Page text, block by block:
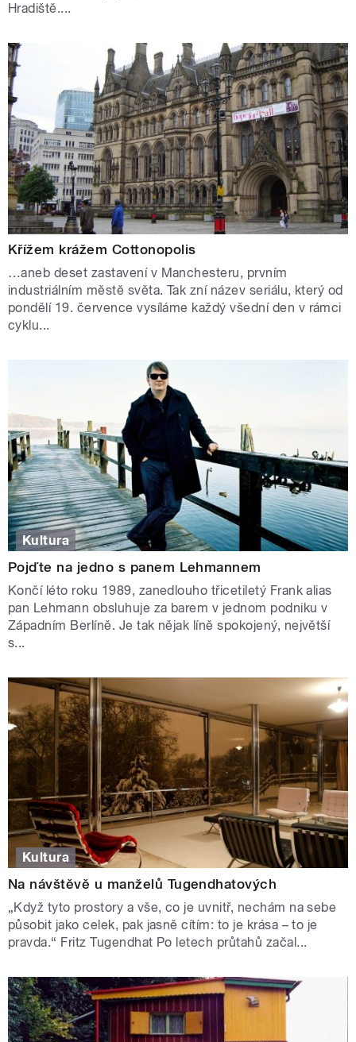
Hradiště....
Křížem krážem Cottonopolis
…aneb deset zastavení v Manchesteru, prvním
industriálním městě světa. Tak zní název seriálu, který od
pondělí 19. července vysíláme každý všední den v rámci
cyklu...
Kultura
Pojďte na jedno s panem Lehmannem
Končí léto roku 1989, zanedlouho třicetiletý Frank alias
pan Lehmann obsluhuje za barem v jednom podniku v
Západním Berlíně. Je tak nějak líně spokojený, největší
s...
Kultura
Na návštěvě u manželů Tugendhatových
„Když tyto prostory a vše, co je uvnitř, nechám na sebe
působit jako celek, pak jasně cítím: to je krása – to je
pravda.“ Fritz Tugendhat Po letech průtahů začal...